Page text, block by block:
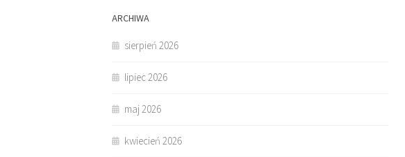
ARCHIWA
sierpień 2026
lipiec 2026
maj 2026
kwiecień 2026